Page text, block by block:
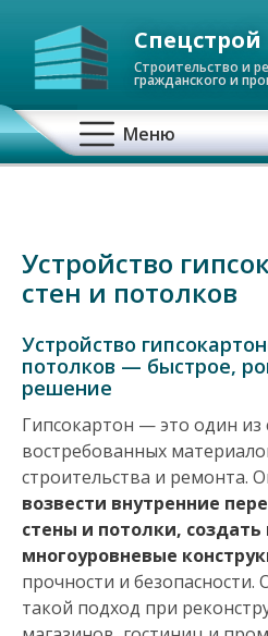
Спецстрой
Строительство и
гражданского и
О
с
о
в
н
а
я
н
а
Меню
Устройство
стен и потолков
Устройство
потолков — быстрое,
решение
Гипсокартон — это один из
востребованных
строительства и ремонта.
возвести внутренние
стены и потолки,
многоуровневые
прочности и безопасности.
такой подход при